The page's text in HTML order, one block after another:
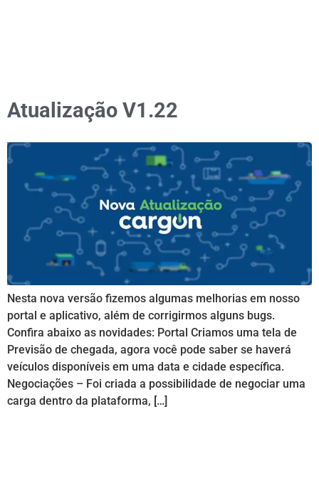
Atualização V1.22
Nesta nova versão fizemos algumas melhorias em nosso
portal e aplicativo, além de corrigirmos alguns bugs.
Confira abaixo as novidades: Portal Criamos uma tela de
Previsão de chegada, agora você pode saber se haverá
veículos disponíveis em uma data e cidade específica.
Negociações – Foi criada a possibilidade de negociar uma
carga dentro da plataforma, […]